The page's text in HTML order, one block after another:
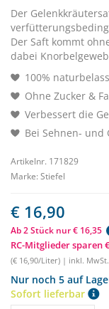
Der
Der Saft kommt
dabei
100%
Ohne Zucker &
Verbessert die
Bei Sehnen- und
Artikelnr. 171829
Marke: Stiefel
€ 16,90
Ab 2 Stück nur € 16,35
RC-Mitglieder sparen
(€ 16,90/Liter) | inkl. MwSt.
Nur noch 5 auf
Sofort lieferbar